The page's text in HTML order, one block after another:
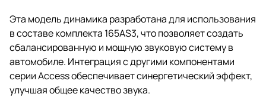
Эта модель динамика разработана для использования
в составе комплекта 165AS3, что позволяет создать
сбалансированную и мощную звуковую систему в
автомобиле. Интеграция с другими компонентами
серии Access обеспечивает синергетический эффект,
улучшая общее качество звука.